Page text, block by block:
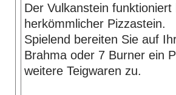
Der Vulkanstein
herkömmlicher Pizzastein.
Spielend bereiten Sie auf
Brahma oder 7 Burner ein
weitere Teigwaren zu.